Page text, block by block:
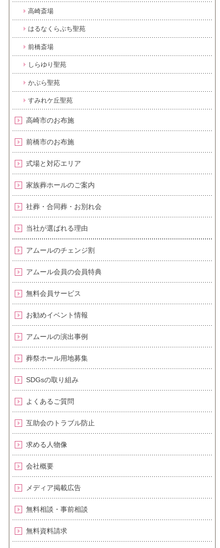
高崎斎場
はるなくらぶち聖苑
前橋斎場
しらゆり聖苑
かぶら聖苑
すみれケ丘聖苑
高崎市のお布施
前橋市のお布施
式場と対応エリア
家族葬ホールのご案内
社葬・合同葬・お別れ会
当社が選ばれる理由
アムールのチェンジ割
アムール会員の会員特典
無料会員サービス
お勧めイベント情報
アムールの演出事例
葬祭ホール用地募集
SDGsの取り組み
よくあるご質問
互助会のトラブル防止
求める人物像
会社概要
メディア掲載広告
無料相談・事前相談
無料資料請求